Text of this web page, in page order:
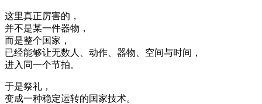
这里真正厉害的，
并不是某一件器物，
而是整个国家，
已经能够让无数人、动作、器物、空间与时间，
进入同一个节拍。
于是祭礼，
变成一种稳定运转的国家技术。